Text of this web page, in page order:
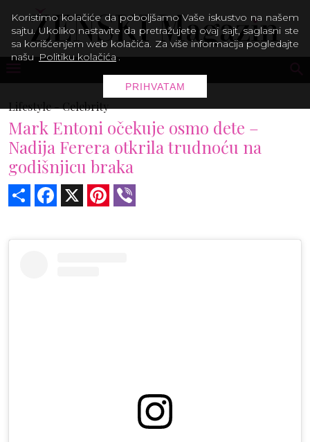
Lifestyle -Celebrity
Mark Entoni očekuje osmo dete –
Nadija Ferera otkrila trudnoću na
godišnjicu braka
Share Facebook Pinterest
Koristimo kolačiće da poboljšamo Vaše iskustvo na našem
sajtu. Ukoliko nastavite da pretražujete ovaj sajt, saglasni ste
sa korišćenjem web kolačića. Za više informacija pogledajte
našu Politiku kolačića .
PRIHVATAM